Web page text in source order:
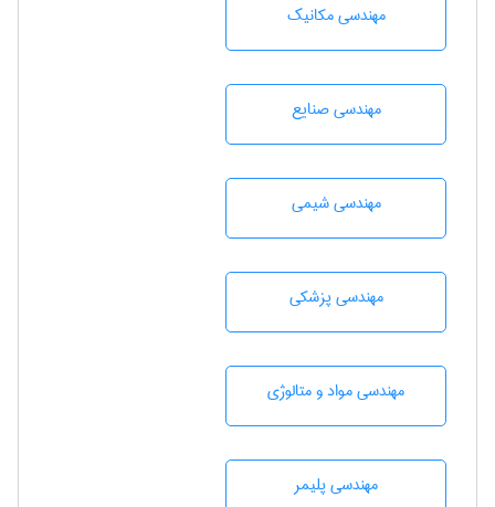
مهندسی مکانیک
مهندسی صنايع
مهندسي شيمی
مهندسی پزشکی
مهندسی مواد و متالوژی
مهندسی پليمر